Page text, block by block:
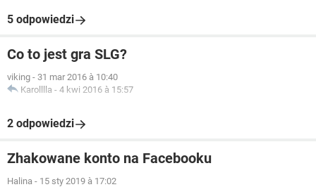
5 odpowiedzi
Co to jest gra SLG?
viking - 31 mar 2016 à 10:40
Karolllla - 4 kwi 2016 à 15:57
2 odpowiedzi
Zhakowane konto na Facebooku
Halina - 15 sty 2019 à 17:02